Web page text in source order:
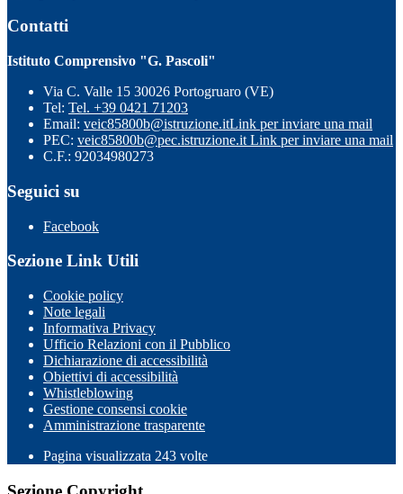
Contatti
Istituto Comprensivo "G. Pascoli"
Via C. Valle 15 30026 Portogruaro (VE)
Tel: Tel. +39 0421 71203
Email: veic85800b@istruzione.itLink per inviare una mail
PEC: veic85800b@pec.istruzione.it Link per inviare una mail
C.F.: 92034980273
Seguici su
Facebook
Sezione Link Utili
Cookie policy
Note legali
Informativa Privacy
Ufficio Relazioni con il Pubblico
Dichiarazione di accessibilità
Obiettivi di accessibilità
Whistleblowing
Gestione consensi cookie
Amministrazione trasparente
Pagina visualizzata 243 volte